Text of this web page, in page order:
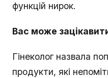
функцій нирок.
Вас може
Гінеколог назвала
продукти, які